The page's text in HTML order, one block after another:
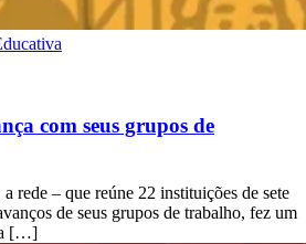
com seus grupos de
rede – que reúne 22 instituições de sete
de seus grupos de trabalho, fez um
[…]